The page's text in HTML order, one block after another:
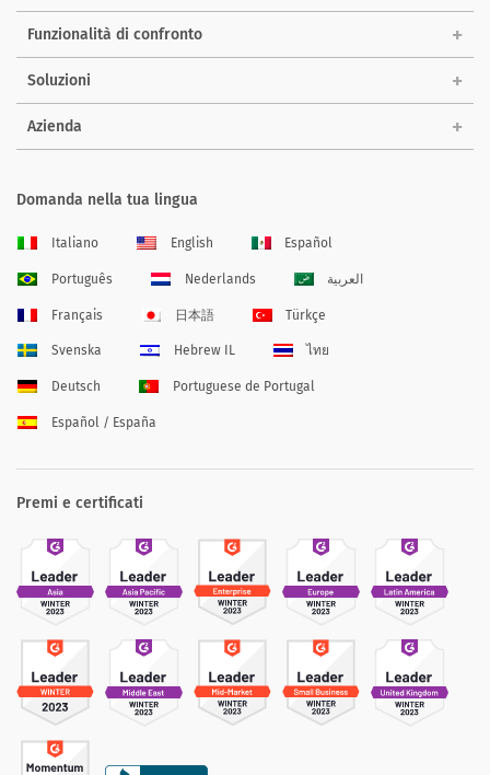
Funzionalità di confronto
Soluzioni
Azienda
Domanda nella tua lingua
Italiano English Español
Português Nederlands العربية
Français 日本語 Türkçe
Svenska Hebrew IL ไทย
Deutsch Portuguese de Portugal
Español / España
Premi e certificati